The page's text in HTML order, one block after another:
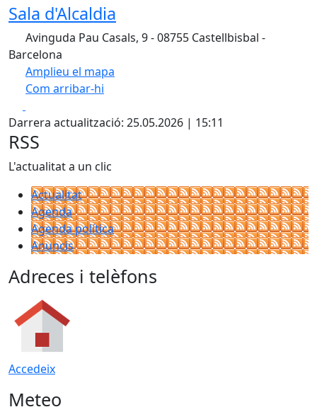
Sala d'Alcaldia
Avinguda Pau Casals, 9 - 08755 Castellbisbal -
Barcelona
Amplieu el mapa
Com arribar-hi
+
−
Darrera actualització: 25.05.2026 | 15:11
RSS
L'actualitat a un clic
Actualitat
Agenda
Agenda política
Anuncis
Adreces i telèfons
Accedeix
Meteo